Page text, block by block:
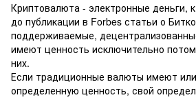
Криптовалюта - электронные деньги,
до публикации в Forbes статьи о
поддерживаемые,
имеют ценность исключительно
них.
Если традиционные валюты имеют
определенную ценность, свой